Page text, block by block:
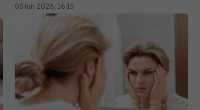
03 iun 2026, 16:15